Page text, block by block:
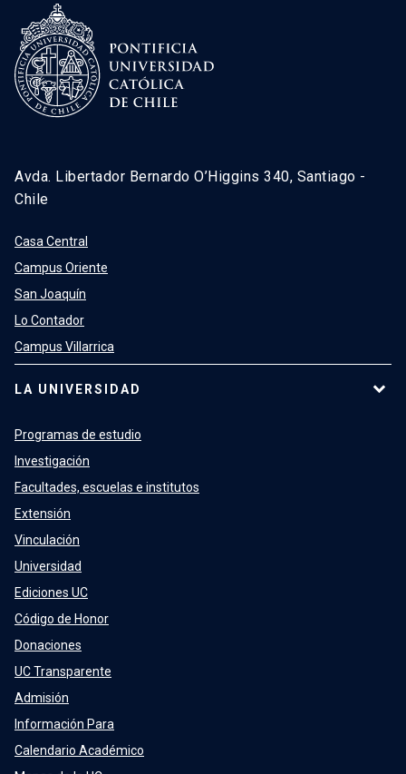
Avda. Libertador Bernardo O’Higgins 340, Santiago -
Chile
Casa Central
Campus Oriente
San Joaquín
Lo Contador
Campus Villarrica
LA UNIVERSIDAD
Programas de estudio
Investigación
Facultades, escuelas e institutos
Extensión
Vinculación
Universidad
Ediciones UC
Código de Honor
Donaciones
UC Transparente
Admisión
Información Para
Calendario Académico